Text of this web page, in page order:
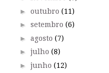
► outubro (11)
► setembro (6)
► agosto (7)
► julho (8)
► junho (12)